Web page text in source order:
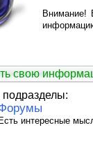
Внимание!
свою
интересные